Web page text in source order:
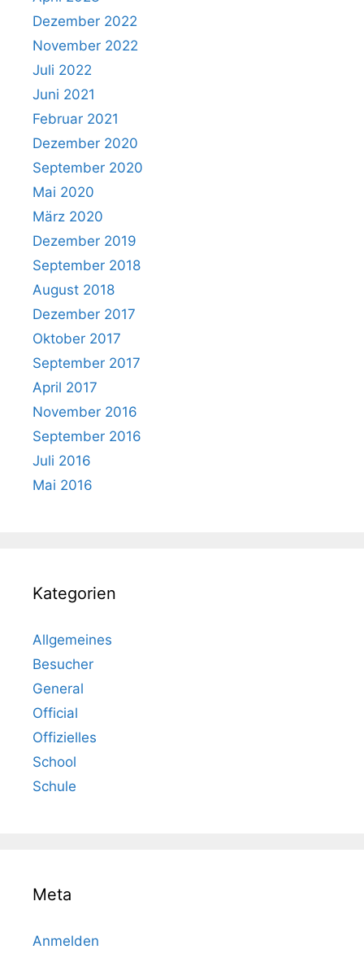
Dezember 2022
November 2022
Juli 2022
Juni 2021
Februar 2021
Dezember 2020
September 2020
Mai 2020
März 2020
Dezember 2019
September 2018
August 2018
Dezember 2017
Oktober 2017
September 2017
April 2017
November 2016
September 2016
Juli 2016
Mai 2016
Kategorien
Allgemeines
Besucher
General
Official
Offizielles
School
Schule
Meta
Anmelden